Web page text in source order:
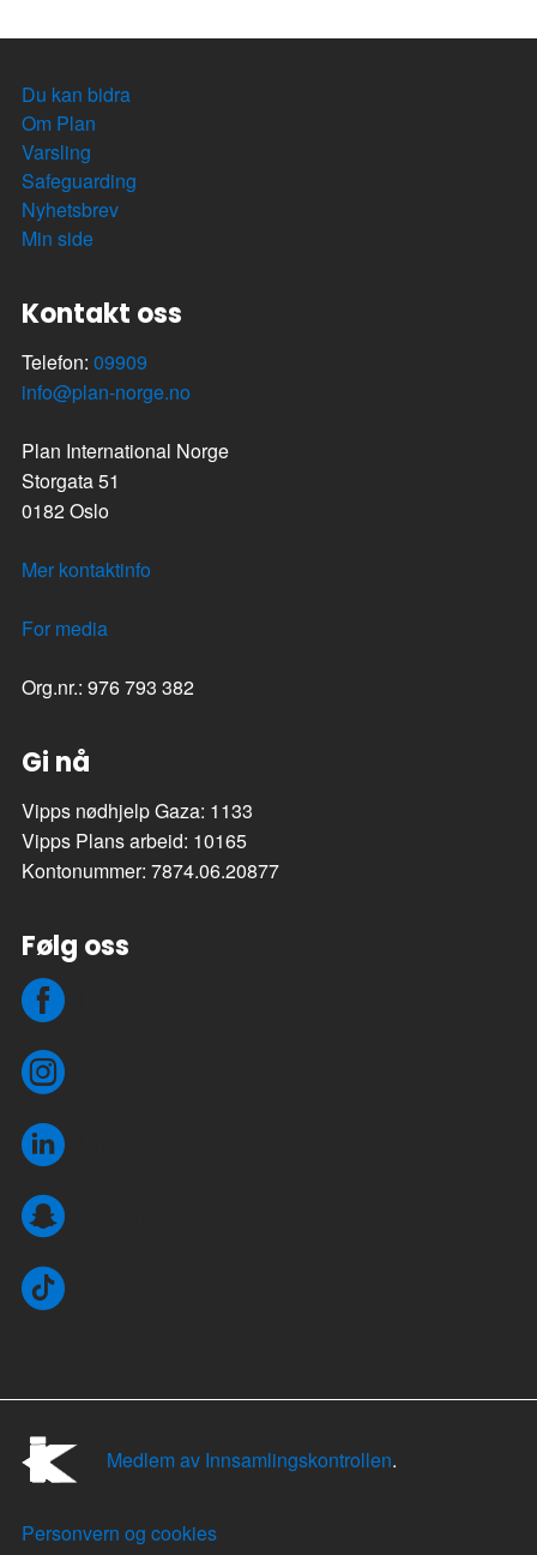
Du kan bidra
Om Plan
Varsling
Safeguarding
Nyhetsbrev
Min side
Kontakt oss
Telefon: 09909
info@plan-norge.no
Plan International Norge
Storgata 51
0182 Oslo
Mer kontaktinfo
For media
Org.nr.: 976 793 382
Gi nå
Vipps nødhjelp Gaza: 1133
Vipps Plans arbeid: 10165
Kontonummer: 7874.06.20877
Følg oss
Medlem av Innsamlingskontrollen.
Personvern og cookies